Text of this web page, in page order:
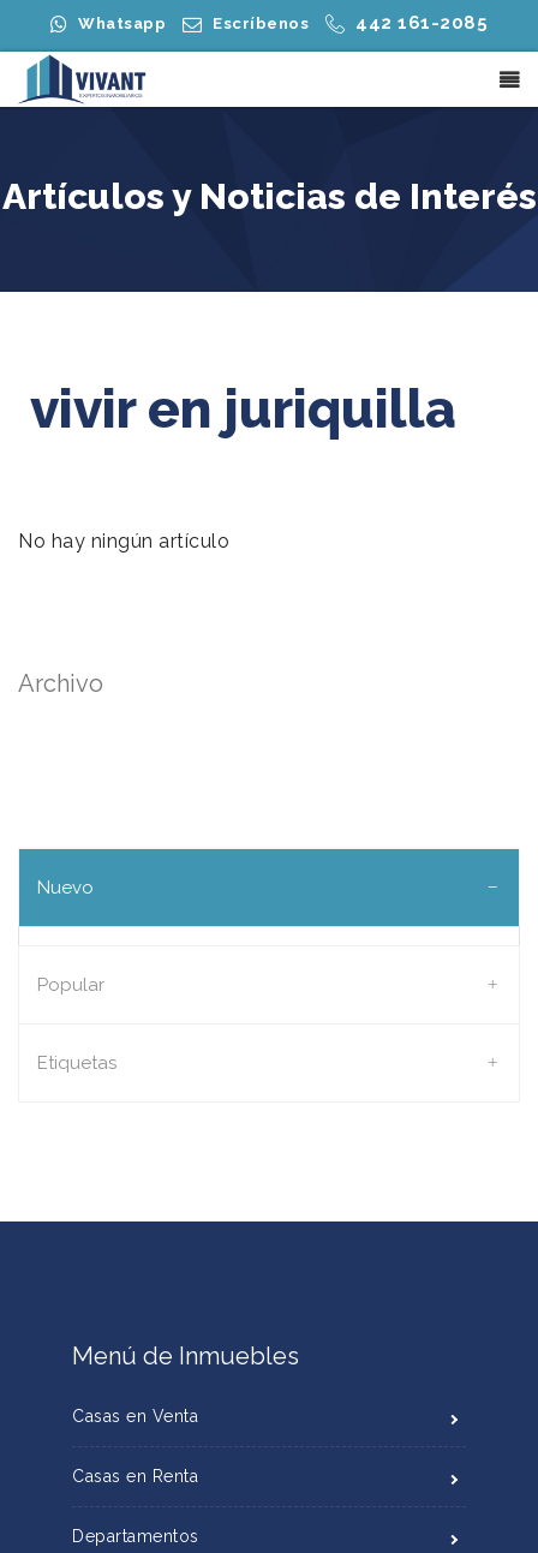
Whatsapp Escríbenos 442 161-2085
Artículos y Noticias de Interés
vivir en juriquilla
No hay ningún artículo
Archivo
Nuevo
Popular
Etiquetas
Menú de Inmuebles
Casas en Venta
Casas en Renta
Departamentos